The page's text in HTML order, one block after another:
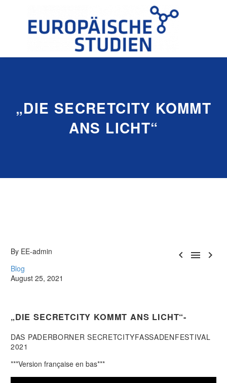
„DIE SECRETCITY KOMMT
ANS LICHT“
  
By EE-admin
Blog
August 25, 2021
„DIE SECRETCITY KOMMT ANS LICHT“-
DAS PADERBORNER SECRETCITYFASSADENFESTIVAL
2021
***Version française en bas***